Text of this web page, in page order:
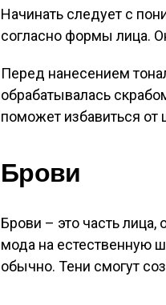
Начинать следует с
согласно формы лица.
Перед нанесением
обрабатывалась
поможет избавиться
Брови
Брови – это часть
мода на естественную
обычно. Тени смогут